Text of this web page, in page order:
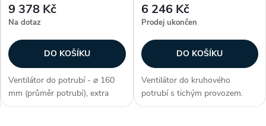
9 378 Kč
Na dotaz
DO KOŠÍKU
Ventilátor do potrubí - ⌀ 160
mm (průměr potrubí), extra
tiché izolované provedení, AC
6 246 Kč
Prodej ukončen
DO KOŠÍKU
Ventilátor do kruhového
potrubí s tichým provozem.
Dvouotáčkový AC motor s